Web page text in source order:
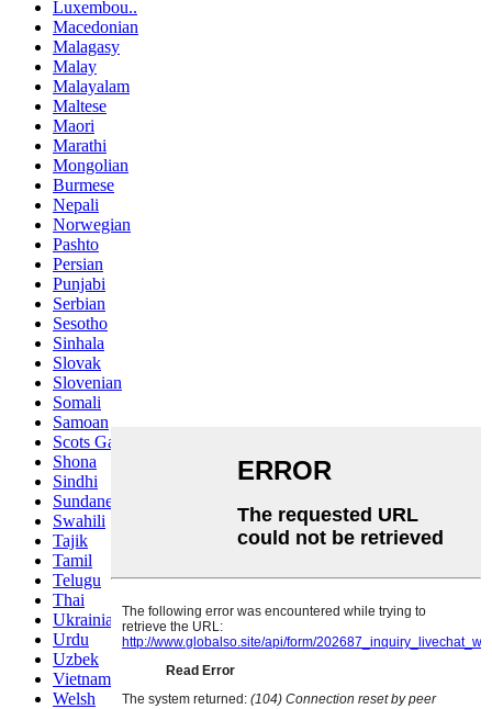
Luxembou..
Macedonian
Malagasy
Malay
Malayalam
Maltese
Maori
Marathi
Mongolian
Burmese
Nepali
Norwegian
Pashto
Persian
Punjabi
Serbian
Sesotho
Sinhala
Slovak
Slovenian
Somali
Samoan
Scots Gaelic
Shona
Sindhi
Sundanese
Swahili
Tajik
Tamil
Telugu
Thai
Ukrainian
Urdu
Uzbek
Vietnamese
Welsh